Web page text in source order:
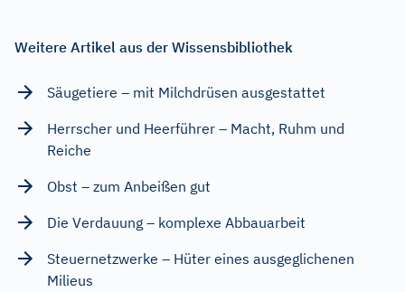
Weitere Artikel aus der Wissensbibliothek
Säugetiere – mit Milchdrüsen ausgestattet
Herrscher und Heerführer – Macht, Ruhm und
Reiche
Obst – zum Anbeißen gut
Die Verdauung – komplexe Abbauarbeit
Steuernetzwerke – Hüter eines ausgeglichenen
Milieus